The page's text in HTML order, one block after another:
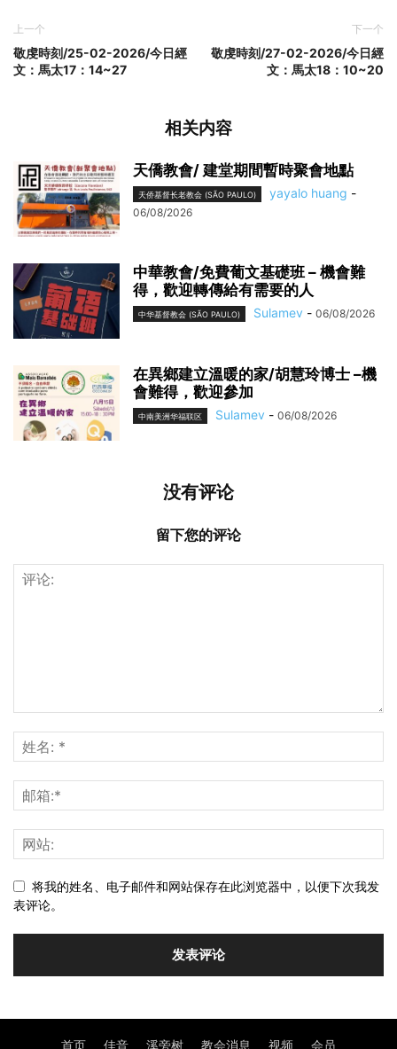
上一个
敬虔時刻/25-02-2026/今日經
文：馬太17：14~27
下一个
敬虔時刻/27-02-2026/今日經
文：馬太18：10~20
相关内容
天僑教會/ 建堂期間暫時聚會地點
天侨基督长老教会 (SÃO PAULO) yayalo huang -
06/08/2026
中華教會/免費葡文基礎班 – 機會難
得，歡迎轉傳給有需要的人
中华基督教会 (SÃO PAULO) Sulamev - 06/08/2026
在異鄉建立溫暖的家/胡慧玲博士 –機
會難得，歡迎參加
中南美洲华福联区 Sulamev - 06/08/2026
没有评论
留下您的评论
将我的姓名、电子邮件和网站保存在此浏览器中，以便下次我发
表评论。
首页 佳音 溪旁树 教会消息 视频 会员